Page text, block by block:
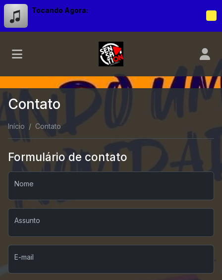
Tocando Agora:
Contato
Início Contato
Formulário de contato
Nome
Assunto
E-mail